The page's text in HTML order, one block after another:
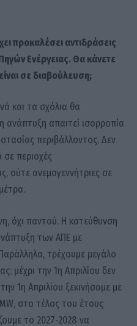
προκαλέσει αντιδράσεις
Ενέργειας. Θα κάνετε
σε διαβούλευση;
και τα σχόλια θα
απαιτεί ισορροπία
περιβάλλοντος. Δεν
περιοχές
ούτε ανεμογεννήτριες σε
όχι παντού. Η κατεύθυνση
των ΑΠΕ με
τρέχουμε μεγάλο
μέχρι την 1η Απριλίου δεν
1η Απριλίου ξεκινήσαμε με
στο τέλος του έτους
το 2027-2028 να